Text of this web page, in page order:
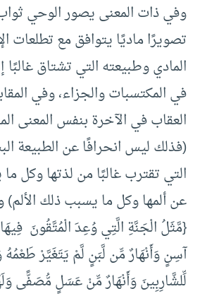
وفي ذات المعنى يصور الوحي
تصويرًا ماديًا يتوافق مع تطلعات
المادي وطبيعته التي تشتاق
في المكتسبات والجزاء، وفي
العقاب في الآخرة بنفس المعنى
(فذلك ليس انحرافًا عن الطبيعة
التي تقترب غالبًا من لذتها وكل
عن ألمها وكل ما يسبب ذلك
{مَّثَلُ الْجَنَّةِ الَّتِي وُعِدَ الْمُتَّقُونَ
آسِنٍ وَأَنْهَارٌ مِّن لَّبَنٍ لَّمْ يَتَغَيَّرْ طَعْمُهُ
لِّلشَّارِبِينَ وَأَنْهَارٌ مِّنْ عَسَلٍ مُّصَفًّى